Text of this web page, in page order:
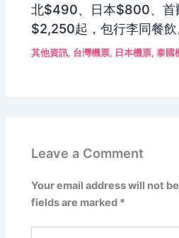
北$490、日本$800、首
$2,250起，包行李同餐飲
其他資訊, 台灣機票, 日本機票,泰國
Leave a Comment
Your email address will not
fields are marked *